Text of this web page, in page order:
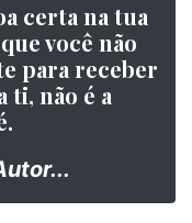
certa na tua
você não
para receber
ti, não é a